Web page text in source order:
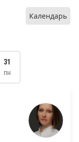
Календарь
31
пн